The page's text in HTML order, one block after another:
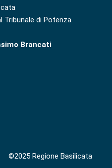
Tribunale di Potenza
Brancati
©2025 Regione Basilicata